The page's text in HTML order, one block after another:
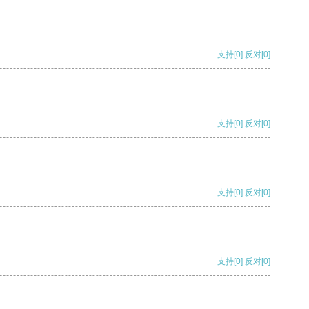
支持[0] 反对[0]
支持[0] 反对[0]
支持[0] 反对[0]
支持[0] 反对[0]